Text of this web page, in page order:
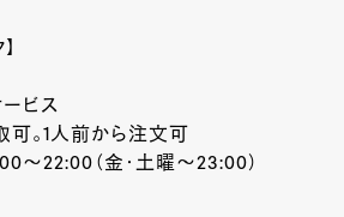
ービス
可。1 人前から注文可
～22:00 （金・土曜～23:00）